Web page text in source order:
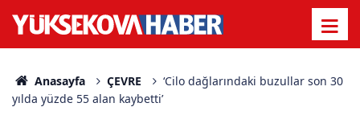
Anasayfa ÇEVRE
‘Cilo dağlarındaki buzullar son 30
yılda yüzde 55 alan kaybetti’